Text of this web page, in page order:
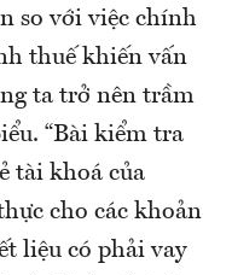
so với việc chính
thuế khiến vấn
ta trở nên trầm
“Bài kiểm tra
tài khoá của
cho các khoản
liệu có phải vay